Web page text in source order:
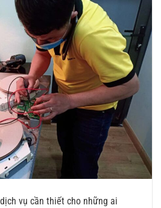
vụ cần thiết cho những ai